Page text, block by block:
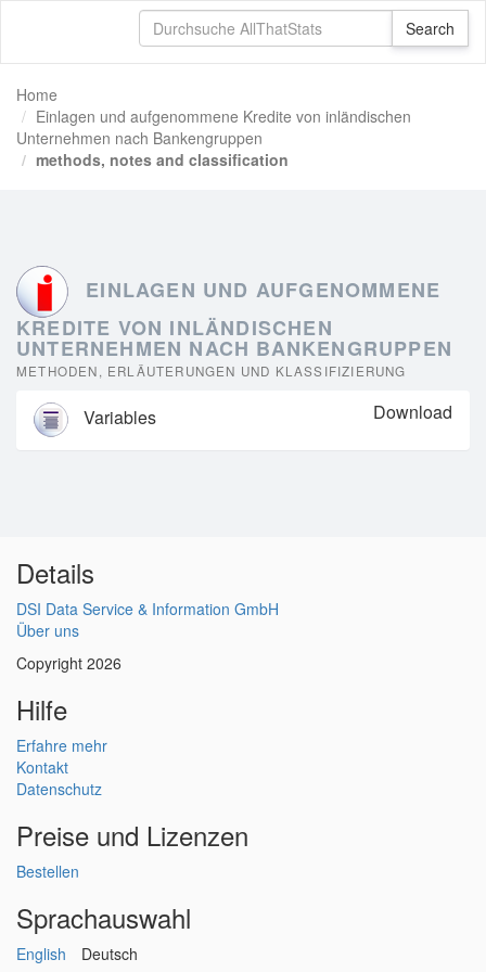
Home
Einlagen und aufgenommene Kredite von inländischen
Unternehmen nach Bankengruppen
methods, notes and classification
EINLAGEN UND AUFGENOMMENE
KREDITE VON INLÄNDISCHEN
UNTERNEHMEN NACH BANKENGRUPPEN
METHODEN, ERLÄUTERUNGEN UND KLASSIFIZIERUNG
Variables Download
Details
DSI Data Service & Information GmbH
Über uns
Copyright 2026
Hilfe
Erfahre mehr
Kontakt
Datenschutz
Preise und Lizenzen
Bestellen
Sprachauswahl
English Deutsch